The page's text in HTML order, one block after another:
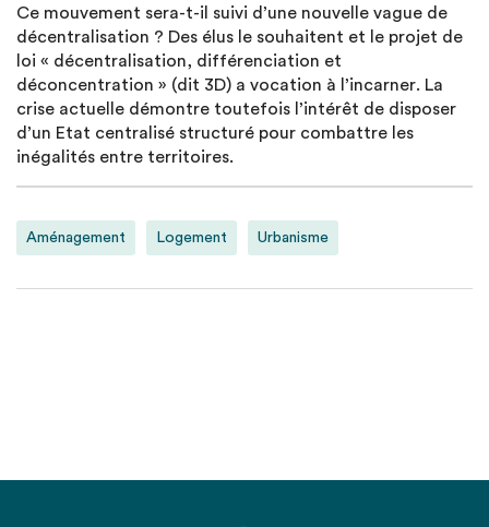
Ce mouvement sera-t-il suivi d’une nouvelle vague de
décentralisation ? Des élus le souhaitent et le projet de
loi « décentralisation, différenciation et
déconcentration » (dit 3D) a vocation à l’incarner. La
crise actuelle démontre toutefois l’intérêt de disposer
d’un Etat centralisé structuré pour combattre les
inégalités entre territoires.
Aménagement Logement Urbanisme